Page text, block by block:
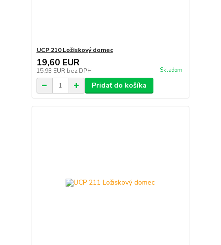
UCP 210 Ložiskový domec
19,60 EUR
15,93 EUR bez DPH Skladom
Pridať do košíka